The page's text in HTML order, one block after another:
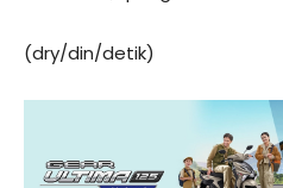
(dry/din/detik)